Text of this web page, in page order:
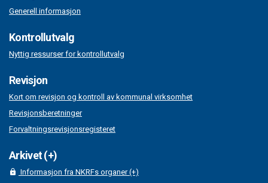
Generell informasjon
Kontrollutvalg
Nyttig ressurser for kontrollutvalg
Revisjon
Kort om revisjon og kontroll av kommunal virksomhet
Revisjonsberetninger
Forvaltningsrevisjonsregisteret
Arkivet (+)
Informasjon fra NKRFs organer (+)